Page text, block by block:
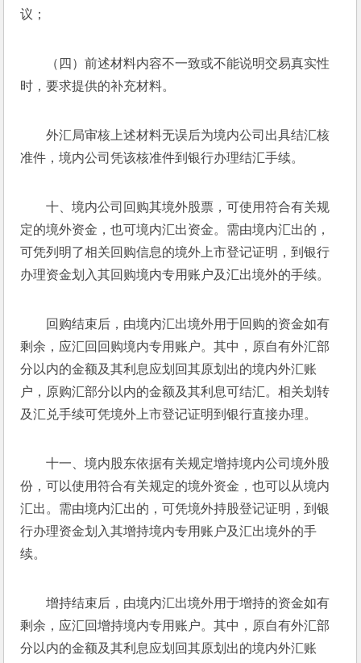
议；
（四）前述材料内容不一致或不能说明交易真实性
时，要求提供的补充材料。
外汇局审核上述材料无误后为境内公司出具结汇核
准件，境内公司凭该核准件到银行办理结汇手续。
十、境内公司回购其境外股票，可使用符合有关规
定的境外资金，也可境内汇出资金。需由境内汇出的，
可凭列明了相关回购信息的境外上市登记证明，到银行
办理资金划入其回购境内专用账户及汇出境外的手续。
回购结束后，由境内汇出境外用于回购的资金如有
剩余，应汇回回购境内专用账户。其中，原自有外汇部
分以内的金额及其利息应划回其原划出的境内外汇账
户，原购汇部分以内的金额及其利息可结汇。相关划转
及汇兑手续可凭境外上市登记证明到银行直接办理。
十一、境内股东依据有关规定增持境内公司境外股
份，可以使用符合有关规定的境外资金，也可以从境内
汇出。需由境内汇出的，可凭境外持股登记证明，到银
行办理资金划入其增持境内专用账户及汇出境外的手
续。
增持结束后，由境内汇出境外用于增持的资金如有
剩余，应汇回增持境内专用账户。其中，原自有外汇部
分以内的金额及其利息应划回其原划出的境内外汇账